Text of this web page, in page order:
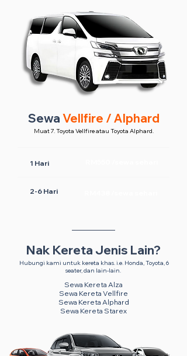
Sewa Vellfire / Alphard
Muat 7. Toyota Vellfire atau Toyota Alphard.
1 Hari
2-6 Hari
Nak Kereta Jenis Lain?
Hubungi kami untuk kereta khas. i.e. Honda, Toyota, 6
seater, dan lain-lain.
Sewa Kereta Alza
Sewa Kereta Vellfire
Sewa Kereta Alphard
Sewa Kereta Starex